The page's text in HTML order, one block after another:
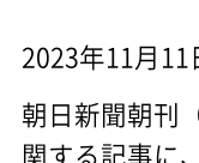
2023年11月11
朝日新聞朝刊
関する記事に